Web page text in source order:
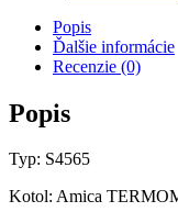
Popis
Ďalšie informácie
Recenzie (0)
Popis
Typ: S4565
Kotol: Amica